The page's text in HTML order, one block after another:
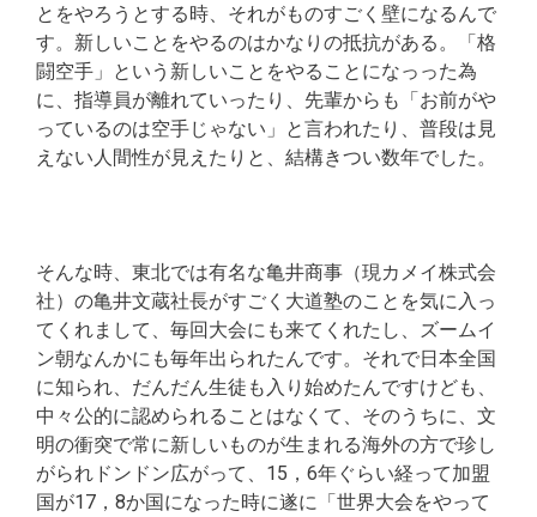
とをやろうとする時、それがものすごく壁になるんで
す。新しいことをやるのはかなりの抵抗がある。「格
闘空手」という新しいことをやることになっった為
に、指導員が離れていったり、先輩からも「お前がや
っているのは空手じゃない」と言われたり、普段は見
えない人間性が見えたりと、結構きつい数年でした。
そんな時、東北では有名な亀井商事（現カメイ株式会
社）の亀井文蔵社長がすごく大道塾のことを気に入っ
てくれまして、毎回大会にも来てくれたし、ズームイ
ン朝なんかにも毎年出られたんです。それで日本全国
に知られ、だんだん生徒も入り始めたんですけども、
中々公的に認められることはなくて、そのうちに、文
明の衝突で常に新しいものが生まれる海外の方で珍し
がられドンドン広がって、15，6年ぐらい経って加盟
国が17，8か国になった時に遂に「世界大会をやって